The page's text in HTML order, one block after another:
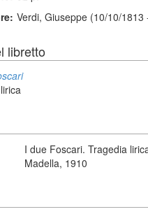
Verdi, Giuseppe (10/10/
libretto
I due Foscari. Tragedia
Madella, 1910